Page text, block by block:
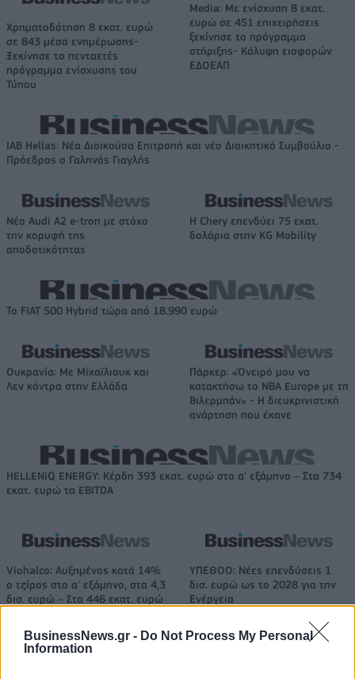
BusinessNews.gr - Do Not Process My Personal
Information
Χρηματοδότηση 8 εκατ. ευρώ
σε 843 μέσα ενημέρωσης-
Ξεκίνησε το πενταετές
πρόγραμμα ενίσχυσης του
Τύπου
Media: Με ενίσχυση 8 εκατ.
ευρώ σε 451 επιχειρήσεις
ξεκίνησε το πρόγραμμα
στήριξης- Κάλυψη εισφορών
ΕΔΟΕΑΠ
IAB Hellas: Νέα Διοικούσα Επιτροπή και νέο Διοικητικό Συμβούλιο -
Πρόεδρος ο Γαληνός Γιαγλής
Νέο Audi A2 e-tron με στόχο
την κορυφή της
αποδοτικότητας
Η Chery επενδύει 75 εκατ.
δολάρια στην KG Mobility
Το FIAT 500 Hybrid τώρα από 18.990 ευρώ
Ουκρανία: Με Μίχαϊλιουκ και
Λεν κόντρα στην Ελλάδα
Πάρκερ: «Όνειρό μου να
κατακτήσω το ΝΒΑ Europe με τη
Βιλερμπάν» - Η διευκρινιστική
ανάρτηση που έκανε
HELLENiQ ENERGY: Κέρδη 393 εκατ. ευρώ στο α' εξάμηνο – Στα 734
εκατ. ευρώ τα EBITDA
Viohalco: Αυξημένος κατά 14%
ο τζίρος στο α' εξάμηνο, στα 4,3
δισ. ευρώ – Στα 446 εκατ. ευρώ
ΥΠΕΘΟΟ: Νέες επενδύσεις 1
δισ. ευρώ ως το 2028 για την
Ενέργεια